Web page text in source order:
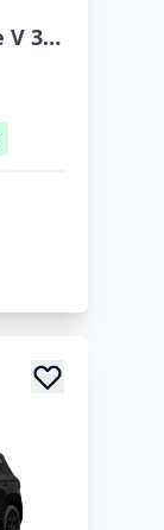
Mercedes-Benz V-Klasse V 300 d . lang